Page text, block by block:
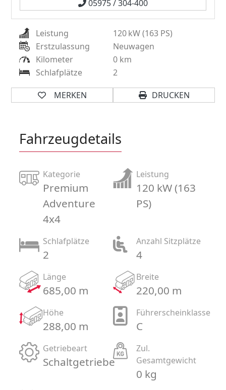
05975 / 304-400
Leistung 120kW (163 PS)
Erstzulassung
Neuwagen
Kilometer
0 km
Schlafplätze
2
MERKEN DRUCKEN
Fahrzeugdetails
Kategorie
Premium
Adventure
4x4
Leistung
120 kW (163
PS)
Schlafplätze
2
Anzahl Sitzplätze
4
Länge
685,00 m
Breite
220,00 m
Höhe
288,00 m
Führerscheinklasse
C
Getriebeart
Schaltgetriebe
Zul.
Gesamtgewicht
0 kg